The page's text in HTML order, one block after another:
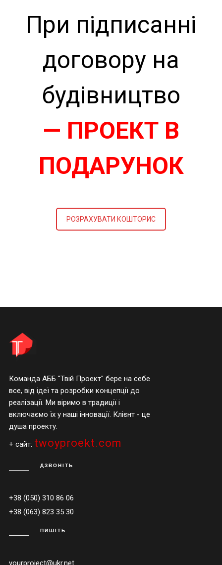
При підписанні
договору на
будівництво
— ПРОЕКТ В
ПОДАРУНОК
РОЗРАХУВАТИ КОШТОРИС
Команда АББ "Твій Проект" бере на себе
все, від ідеї та розробки концепції до
реалізації. Ми віримо в традиції і
включаємо їх у наші інновації. Клієнт - це
душа проекту.
+ сайт: twoyproekt.com
ДЗВОНІТЬ
+38 (050) 310 86 06
+38 (063) 823 35 30
ПИШІТЬ
yourproject@ukr.net